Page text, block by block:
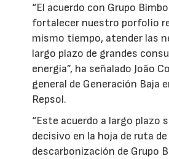
“El acuerdo con Grupo
fortalecer nuestro porfolio
mismo tiempo, atender las
largo plazo de grandes
energía”, ha señalado João
general de Generación Baja
Repsol.
“Este acuerdo a largo plazo
decisivo en la hoja de ruta de
descarbonización de Grupo